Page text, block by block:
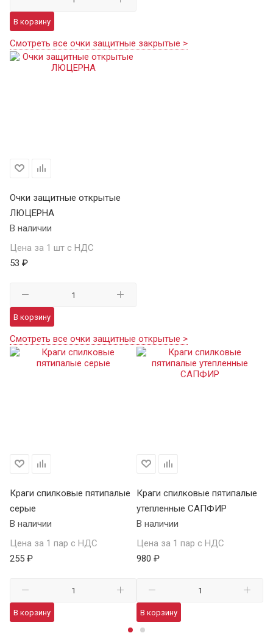
В корзину
Смотреть все очки защитные закрытые >
Очки защитные открытые
ЛЮЦЕРНА
В наличии
Цена за 1 шт с НДС
53 ₽
В корзину
Смотреть все очки защитные открытые >
Краги спилковые пятипалые
серые
В наличии
Цена за 1 пар с НДС
255 ₽
В корзину
Краги спилковые пятипалые
утепленные САПФИР
В наличии
Цена за 1 пар с НДС
980 ₽
В корзину